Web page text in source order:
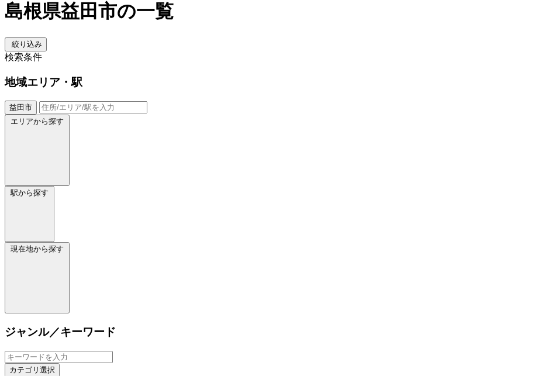
島根県益田市の一覧
絞り込み
検索条件
地域エリア・駅
益田市
エリアから探す
駅から探す
現在地から探す
ジャンル／キーワード
カテゴリ選択